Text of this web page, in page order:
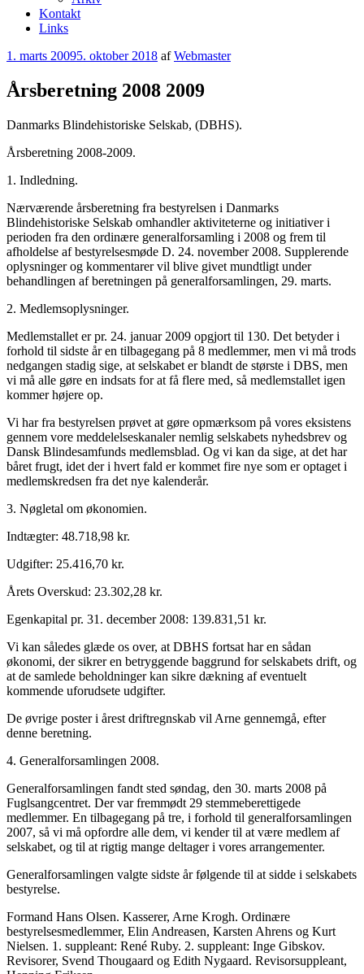
Kontakt
Links
Udgivet
1. marts 20095. oktober 2018 afWebmaster
Årsberetning 2008 2009
Danmarks Blindehistoriske Selskab, (DBHS).
Årsberetning 2008-2009.
1. Indledning.
Nærværende årsberetning fra bestyrelsen i Danmarks
Blindehistoriske Selskab omhandler aktiviteterne og initiativer i
perioden fra den ordinære generalforsamling i 2008 og frem til
afholdelse af bestyrelsesmøde D. 24. november 2008. Supplerende
oplysninger og kommentarer vil blive givet mundtligt under
behandlingen af beretningen på generalforsamlingen, 29. marts.
2. Medlemsoplysninger.
Medlemstallet er pr. 24. januar 2009 opgjort til 130. Det betyder i
forhold til sidste år en tilbagegang på 8 medlemmer, men vi må trods
nedgangen stadig sige, at selskabet er blandt de største i DBS, men
vi må alle gøre en indsats for at få flere med, så medlemstallet igen
kommer højere op.
Vi har fra bestyrelsen prøvet at gøre opmærksom på vores eksistens
gennem vore meddelelseskanaler nemlig selskabets nyhedsbrev og
Dansk Blindesamfunds medlemsblad. Og vi kan da sige, at det har
båret frugt, idet der i hvert fald er kommet fire nye som er optaget i
medlemskredsen fra det nye kalenderår.
3. Nøgletal om økonomien.
Indtægter: 48.718,98 kr.
Udgifter: 25.416,70 kr.
Årets Overskud: 23.302,28 kr.
Egenkapital pr. 31. december 2008: 139.831,51 kr.
Vi kan således glæde os over, at DBHS fortsat har en sådan
økonomi, der sikrer en betryggende baggrund for selskabets drift, og
at de samlede beholdninger kan sikre dækning af eventuelt
kommende uforudsete udgifter.
De øvrige poster i årest driftregnskab vil Arne gennemgå, efter
denne beretning.
4. Generalforsamlingen 2008.
Generalforsamlingen fandt sted søndag, den 30. marts 2008 på
Fuglsangcentret. Der var fremmødt 29 stemmeberettigede
medlemmer. En tilbagegang på tre, i forhold til generalforsamlingen
2007, så vi må opfordre alle dem, vi kender til at være medlem af
selskabet, og til at rigtig mange deltager i vores arrangementer.
Generalforsamlingen valgte sidste år følgende til at sidde i selskabets
bestyrelse.
Formand Hans Olsen. Kasserer, Arne Krogh. Ordinære
bestyrelsesmedlemmer, Elin Andreasen, Karsten Ahrens og Kurt
Nielsen. 1. suppleant: René Ruby. 2. suppleant: Inge Gibskov.
Revisorer, Svend Thougaard og Edith Nygaard. Revisorsuppleant,